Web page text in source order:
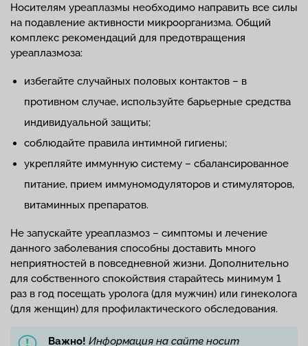
Носителям уреаплазмы необходимо направить все силы
на подавление активности микроорганизма. Общий
комплекс рекомендаций для предотвращения
уреаплазмоза:
избегайте случайных половых контактов – в
противном случае, используйте барьерные средства
индивидуальной защиты;
соблюдайте правила интимной гигиены;
укрепляйте иммунную систему – сбалансированное
питание, прием иммуномодуляторов и стимуляторов,
витаминных препаратов.
Не запускайте уреаплазмоз – симптомы и лечение
данного заболевания способны доставить много
неприятностей в повседневной жизни. Дополнительно
для собственного спокойствия старайтесь минимум 1
раз в год посещать уролога (для мужчин) или гинеколога
(для женщин) для профилактического обследования.
Важно! Информация на сайте носит